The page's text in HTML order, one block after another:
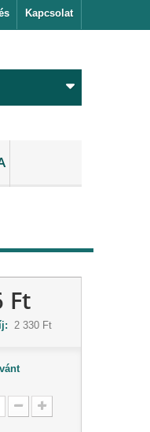
Kapcsolat
Ft
2 330 Ft